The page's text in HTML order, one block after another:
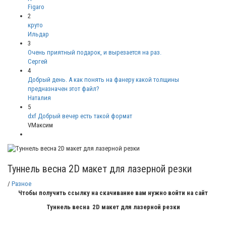
Figaro
2
круто
Ильдар
3
Очень приятный подарок, и вырезается на раз.
Сергей
4
Добрый день. А как понять на фанеру какой толщины
предназначен этот файл?
Наталия
5
dxf Добрый вечер есть такой формат
VМаксим
Туннель весна 2D макет для лазерной резки
/ Разное
Чтобы получить ссылку на скачивание вам нужно войти на сайт
Туннель весна 2D макет для лазерной резки